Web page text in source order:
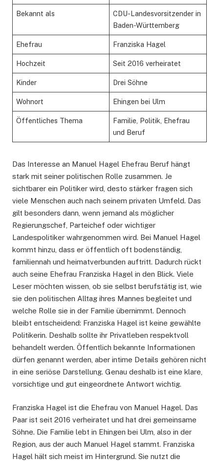
Bekannt als
CDU-Landesvorsitzender in
Baden-Württemberg
Ehefrau Franziska Hagel
Hochzeit Seit 2016 verheiratet
Kinder Drei Söhne
Wohnort Ehingen bei Ulm
Öffentliches Thema
Familie, Politik, Ehefrau
und Beruf
Das Interesse an Manuel Hagel Ehefrau Beruf hängt
stark mit seiner politischen Rolle zusammen. Je
sichtbarer ein Politiker wird, desto stärker fragen sich
viele Menschen auch nach seinem privaten Umfeld. Das
gilt besonders dann, wenn jemand als möglicher
Regierungschef, Parteichef oder wichtiger
Landespolitiker wahrgenommen wird. Bei Manuel Hagel
kommt hinzu, dass er öffentlich oft bodenständig,
familiennah und heimatverbunden auftritt. Dadurch rückt
auch seine Ehefrau Franziska Hagel in den Blick. Viele
Leser möchten wissen, ob sie selbst berufstätig ist, wie
sie den politischen Alltag ihres Mannes begleitet und
welche Rolle sie in der Familie übernimmt. Dennoch
bleibt entscheidend: Franziska Hagel ist keine gewählte
Politikerin. Deshalb sollte ihr Privatleben respektvoll
behandelt werden. Öffentlich bekannte Informationen
dürfen genannt werden, aber intime Details gehören nicht
in eine seriöse Darstellung. Genau deshalb ist eine klare,
vorsichtige und gut eingeordnete Antwort wichtig.
Franziska Hagel ist die Ehefrau von Manuel Hagel. Das
Paar ist seit 2016 verheiratet und hat drei gemeinsame
Söhne. Die Familie lebt in Ehingen bei Ulm, also in der
Region, aus der auch Manuel Hagel stammt. Franziska
Hagel hält sich meist im Hintergrund. Sie nutzt die